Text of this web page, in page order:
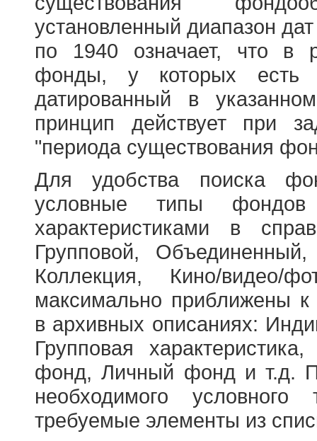
установленный диапазон
по 1940 означает, что в
фонды, у которых есть
датированный в
принцип действует при
"периода существования
Для удобства поиска
условные типы
характеристиками в
Групповой,
Коллекция, Кино/
максимально приближены
в архивных описаниях:
Групповая
фонд, Личный фонд и т.д.
необходимого
требуемые элементы из